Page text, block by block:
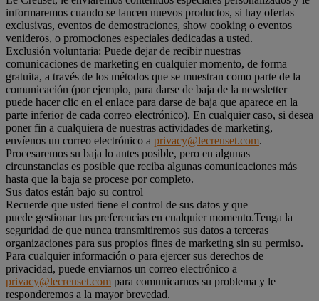
informaremos cuando se lancen nuevos productos, si hay ofertas
exclusivas, eventos de demostraciones, show cooking o eventos
venideros, o promociones especiales dedicadas a usted.
Exclusión voluntaria: Puede dejar de recibir nuestras
comunicaciones de marketing en cualquier momento, de forma
gratuita, a través de los métodos que se muestran como parte de la
comunicación (por ejemplo, para darse de baja de la newsletter
puede hacer clic en el enlace para darse de baja que aparece en la
parte inferior de cada correo electrónico). En cualquier caso, si desea
poner fin a cualquiera de nuestras actividades de marketing,
envíenos un correo electrónico a privacy@lecreuset.com.
Procesaremos su baja lo antes posible, pero en algunas
circunstancias es posible que reciba algunas comunicaciones más
hasta que la baja se procese por completo.
Sus datos están bajo su control
Recuerde que usted tiene el control de sus datos y que
puede gestionar tus preferencias en cualquier momento.Tenga la
seguridad de que nunca transmitiremos sus datos a terceras
organizaciones para sus propios fines de marketing sin su permiso.
Para cualquier información o para ejercer sus derechos de
privacidad, puede enviarnos un correo electrónico a
privacy@lecreuset.com para comunicarnos su problema y le
responderemos a la mayor brevedad.